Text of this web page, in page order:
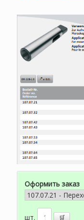
Оформить заказ
шт.